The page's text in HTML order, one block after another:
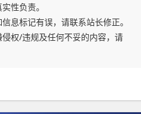
性负责。
息标记有误，请联系站长修正。
权/违规及任何不妥的内容，请